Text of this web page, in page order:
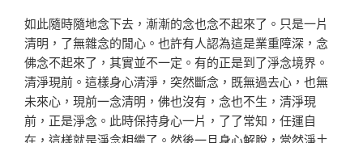
如此隨時隨地念下去，漸漸的念也念不起來了。只是一片
清明，了無雜念的閒心。也許有人認為這是業重障深，念
佛念不起來了，其實並不一定。有的正是到了淨念境界。
清淨現前。這樣身心清淨，突然斷念，既無過去心，也無
未來心，現前一念清明，佛也沒有，念也不生，清淨現
前，正是淨念。此時保持身心一片，了了常知，任運自
在，這樣就是淨念相繼了。然後一旦身心解脫，當然淨土